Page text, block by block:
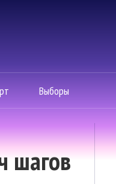
Выборы
шагов